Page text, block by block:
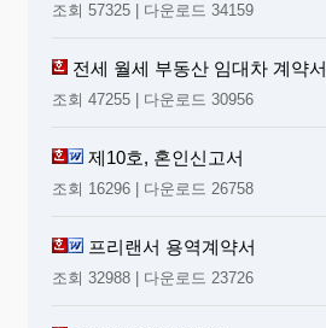
조회 57325 | 다운로드 34159
전세 월세 부동산 임대차 계약서
조회 47255 | 다운로드 30956
제10호, 혼인신고서
조회 16296 | 다운로드 26758
프리랜서 용역계약서
조회 32988 | 다운로드 23726